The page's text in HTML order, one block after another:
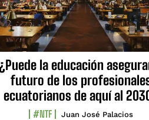
la educación
futuro de los
ecuatorianos de aquí al
#NTF Juan José Palacios